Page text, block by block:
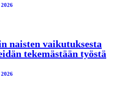
naisten vaikutuksesta
tekemästään työstä